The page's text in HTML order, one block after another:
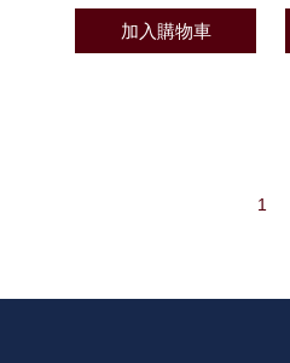
加入購物車
1